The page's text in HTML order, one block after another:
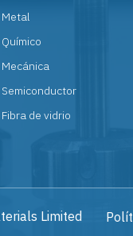
Metal
Químico
Mecánica
Semiconductor
Fibra de vidrio
Limited